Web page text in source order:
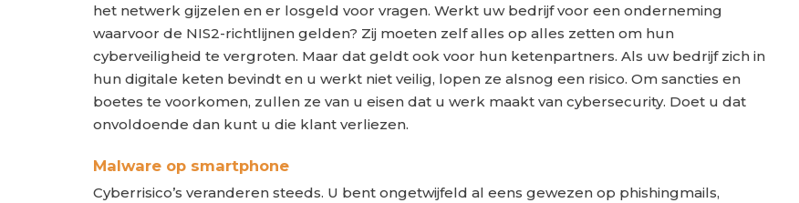
het netwerk gijzelen en er losgeld voor vragen. Werkt uw bedrijf voor een onderneming
waarvoor de NIS2-richtlijnen gelden? Zij moeten zelf alles op alles zetten om hun
cyberveiligheid te vergroten. Maar dat geldt ook voor hun ketenpartners. Als uw bedrijf zich in
hun digitale keten bevindt en u werkt niet veilig, lopen ze alsnog een risico. Om sancties en
boetes te voorkomen, zullen ze van u eisen dat u werk maakt van cybersecurity. Doet u dat
onvoldoende dan kunt u die klant verliezen.
Malware op smartphone
Cyberrisico’s veranderen steeds. U bent ongetwijfeld al eens gewezen op phishingmails,